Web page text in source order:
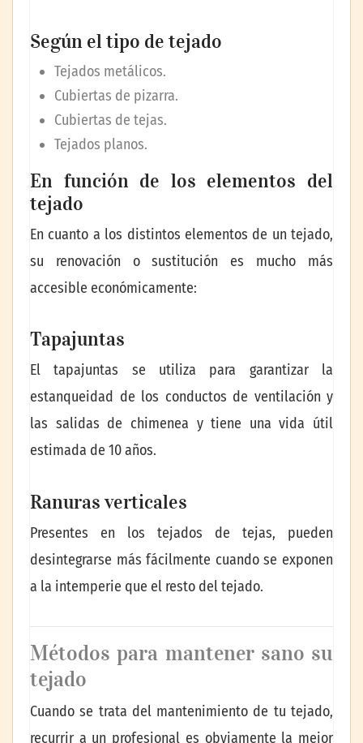
Según el tipo de tejado
Tejados metálicos.
Cubiertas de pizarra.
Cubiertas de tejas.
Tejados planos.
En función de los elementos del
tejado
En cuanto a los distintos elementos de un tejado,
su renovación o sustitución es mucho más
accesible económicamente:
Tapajuntas
El tapajuntas se utiliza para garantizar la
estanqueidad de los conductos de ventilación y
las salidas de chimenea y tiene una vida útil
estimada de 10 años.
Ranuras verticales
Presentes en los tejados de tejas, pueden
desintegrarse más fácilmente cuando se exponen
a la intemperie que el resto del tejado.
Métodos para mantener sano su
tejado
Cuando se trata del mantenimiento de tu tejado,
recurrir a un profesional es obviamente la mejor